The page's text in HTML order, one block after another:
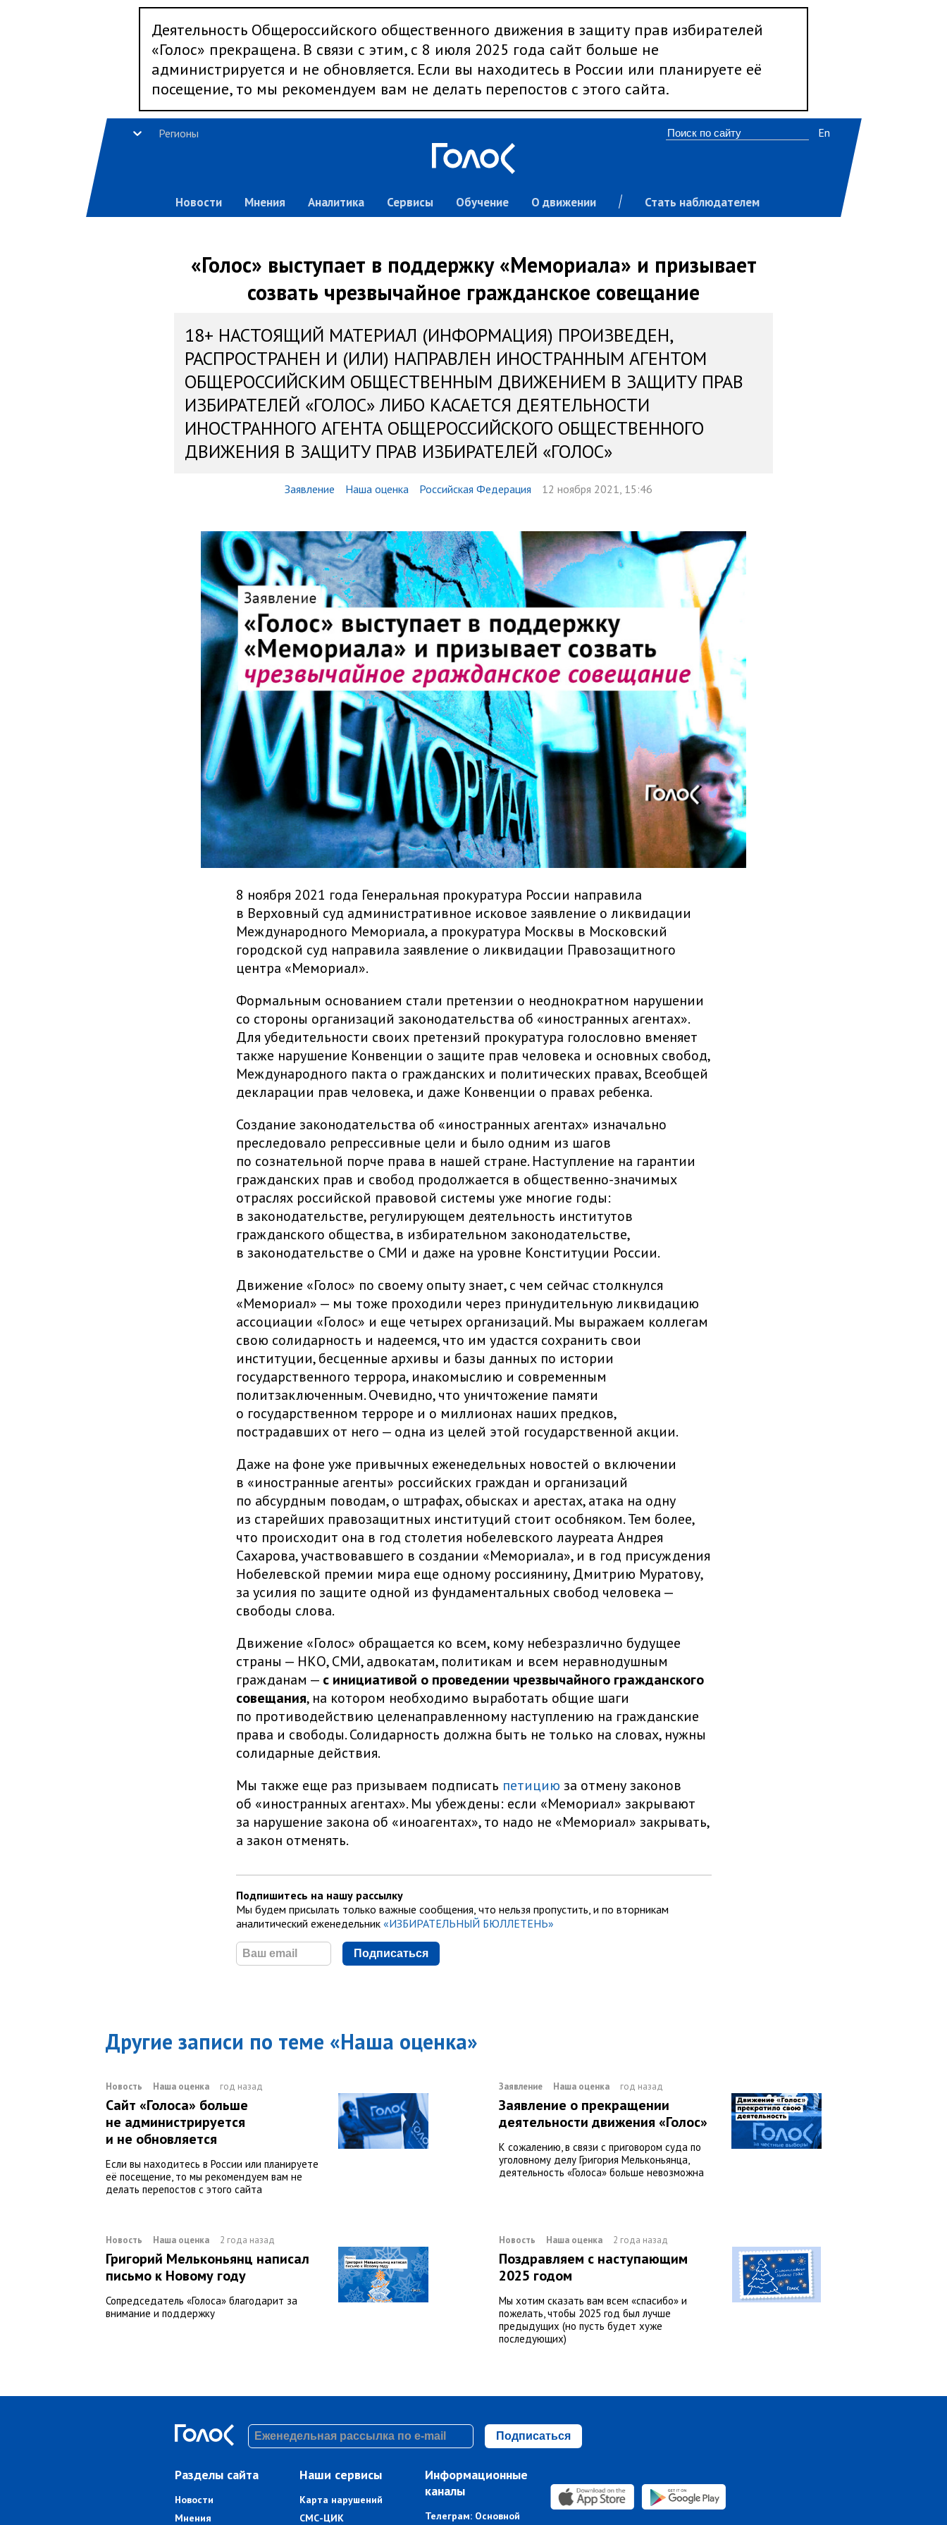
Деятельность Общероссийского общественного движения в защиту прав избирателей
«Голос» прекращена. В связи с этим, с 8 июля 2025 года сайт больше не
администрируется и не обновляется. Если вы находитесь в России или планируете её
посещение, то мы рекомендуем вам не делать перепостов с этого сайта.
Регионы
Новости Мнения Аналитика Сервисы Обучение О движении Стать наблюдателем
En
«Голос» выступает в поддержку «Мемориала» и призывает
созвать чрезвычайное гражданское совещание
18+ НАСТОЯЩИЙ МАТЕРИАЛ (ИНФОРМАЦИЯ) ПРОИЗВЕДЕН,
РАСПРОСТРАНЕН И (ИЛИ) НАПРАВЛЕН ИНОСТРАННЫМ АГЕНТОМ
ОБЩЕРОССИЙСКИМ ОБЩЕСТВЕННЫМ ДВИЖЕНИЕМ В ЗАЩИТУ ПРАВ
ИЗБИРАТЕЛЕЙ «ГОЛОС» ЛИБО КАСАЕТСЯ ДЕЯТЕЛЬНОСТИ
ИНОСТРАННОГО АГЕНТА ОБЩЕРОССИЙСКОГО ОБЩЕСТВЕННОГО
ДВИЖЕНИЯ В ЗАЩИТУ ПРАВ ИЗБИРАТЕЛЕЙ «ГОЛОС»
Заявление Наша оценка Российская Федерация 12 ноября 2021, 15:46
8 ноября 2021 года Генеральная прокуратура России направила
в Верховный суд административное исковое заявление о ликвидации
Международного Мемориала, а прокуратура Москвы в Московский
городской суд направила заявление о ликвидации Правозащитного
центра «Мемориал».
Формальным основанием стали претензии о неоднократном нарушении
со стороны организаций законодательства об «иностранных агентах».
Для убедительности своих претензий прокуратура голословно вменяет
также нарушение Конвенции о защите прав человека и основных свобод,
Международного пакта о гражданских и политических правах, Всеобщей
декларации прав человека, и даже Конвенции о правах ребенка.
Создание законодательства об «иностранных агентах» изначально
преследовало репрессивные цели и было одним из шагов
по сознательной порче права в нашей стране. Наступление на гарантии
гражданских прав и свобод продолжается в общественно-значимых
отраслях российской правовой системы уже многие годы:
в законодательстве, регулирующем деятельность институтов
гражданского общества, в избирательном законодательстве,
в законодательстве о СМИ и даже на уровне Конституции России.
Движение «Голос» по своему опыту знает, с чем сейчас столкнулся
«Мемориал» — мы тоже проходили через принудительную ликвидацию
ассоциации «Голос» и еще четырех организаций. Мы выражаем коллегам
свою солидарность и надеемся, что им удастся сохранить свои
институции, бесценные архивы и базы данных по истории
государственного террора, инакомыслию и современным
политзаключенным. Очевидно, что уничтожение памяти
о государственном терроре и о миллионах наших предков,
пострадавших от него — одна из целей этой государственной акции.
Даже на фоне уже привычных еженедельных новостей о включении
в «иностранные агенты» российских граждан и организаций
по абсурдным поводам, о штрафах, обысках и арестах, атака на одну
из старейших правозащитных институций стоит особняком. Тем более,
что происходит она в год столетия нобелевского лауреата Андрея
Сахарова, участвовавшего в создании «Мемориала», и в год присуждения
Нобелевской премии мира еще одному россиянину, Дмитрию Муратову,
за усилия по защите одной из фундаментальных свобод человека —
свободы слова.
Движение «Голос» обращается ко всем, кому небезразлично будущее
страны — НКО, СМИ, адвокатам, политикам и всем неравнодушным
гражданам — с инициативой о проведении чрезвычайного гражданского
совещания, на котором необходимо выработать общие шаги
по противодействию целенаправленному наступлению на гражданские
права и свободы. Солидарность должна быть не только на словах, нужны
солидарные действия.
Мы также еще раз призываем подписать петицию за отмену законов
об «иностранных агентах». Мы убеждены: если «Мемориал» закрывают
за нарушение закона об «иноагентах», то надо не «Мемориал» закрывать,
а закон отменять.
Подпишитесь на нашу рассылку
Мы будем присылать только важные сообщения, что нельзя пропустить, и по вторникам
аналитический еженедельник «ИЗБИРАТЕЛЬНЫЙ БЮЛЛЕТЕНЬ»
Подписаться
Другие записи по теме «Наша оценка»
Новость Наша оценка год назад
Сайт «Голоса» больше
не администрируется
и не обновляется
Если вы находитесь в России или планируете
её посещение, то мы рекомендуем вам не
делать перепостов с этого сайта
Заявление Наша оценка год назад
Заявление о прекращении
деятельности движения «Голос»
К сожалению, в связи с приговором суда по
уголовному делу Григория Мельконьянца,
деятельность «Голоса» больше невозможна
Новость Наша оценка 2 года назад
Григорий Мельконьянц написал
письмо к Новому году
Сопредседатель «Голоса» благодарит за
внимание и поддержку
Новость Наша оценка 2 года назад
Поздравляем с наступающим
2025 годом
Мы хотим сказать вам всем «спасибо» и
пожелать, чтобы 2025 год был лучше
предыдущих (но пусть будет хуже
последующих)
Подписаться
Разделы сайта
Новости
Мнения
Наши сервисы
Карта нарушений
СМС-ЦИК
Информационные
каналы
Телеграм: Основной